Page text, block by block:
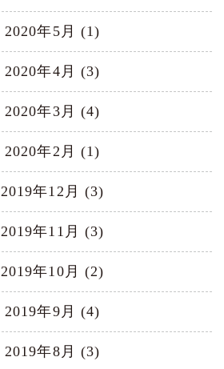
2020年5月 (1)
2020年4月 (3)
2020年3月 (4)
2020年2月 (1)
2019年12月 (3)
2019年11月 (3)
2019年10月 (2)
2019年9月 (4)
2019年8月 (3)